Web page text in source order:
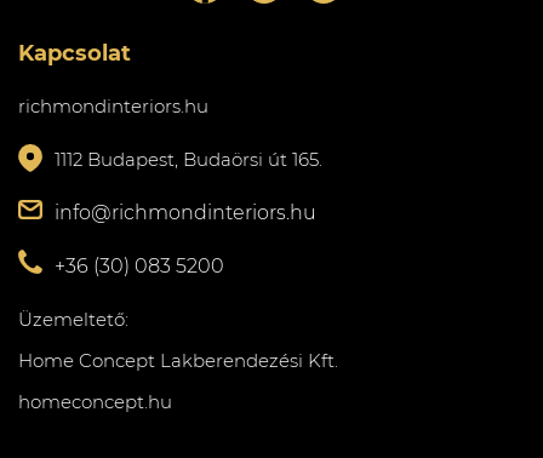
Kapcsolat
richmondinteriors.hu
1112 Budapest, Budaörsi út 165.
info@richmondinteriors.hu
+36 (30) 083 5200
Üzemeltető:
Home Concept Lakberendezési Kft.
homeconcept.hu